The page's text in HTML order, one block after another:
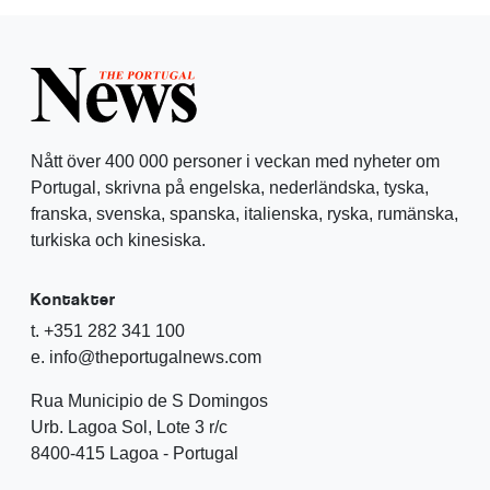
Nått över 400 000 personer i veckan med nyheter om
Portugal, skrivna på engelska, nederländska, tyska,
franska, svenska, spanska, italienska, ryska, rumänska,
turkiska och kinesiska.
Kontakter
t. +351 282 341 100
e. info@theportugalnews.com
Rua Municipio de S Domingos
Urb. Lagoa Sol, Lote 3 r/c
8400-415 Lagoa - Portugal